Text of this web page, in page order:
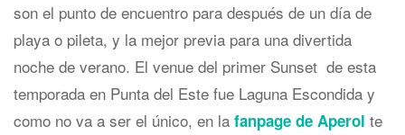
son el punto de encuentro para después de un día de
playa o pileta, y la mejor previa para una divertida
noche de verano. El venue del primer Sunset de esta
temporada en Punta del Este fue Laguna Escondida y
como no va a ser el único, en la fanpage de Aperol te